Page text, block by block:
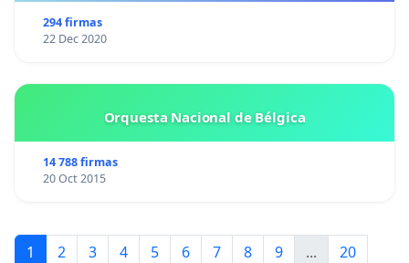
294 firmas
22 Dec 2020
Orquesta Nacional de Bélgica
14 788 firmas
20 Oct 2015
1 2 3 4 5 6 7 8 9 ...
20